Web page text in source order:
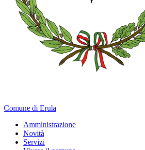
Comune di Erula
Amministrazione
Novità
Servizi